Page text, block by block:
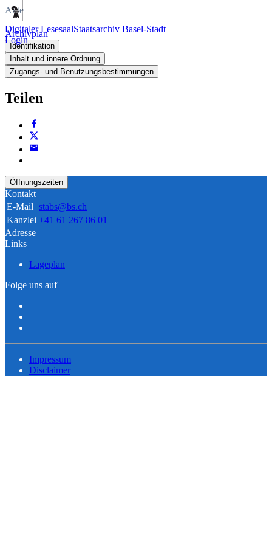
Digitaler LesesaalStaatsarchiv Basel-Stadt
Login
Akte
Archivplan
Identifikation
Inhalt und innere Ordnung
Zugangs- und Benutzungsbestimmungen
Teilen
Öffnungszeiten
Kontakt
E-Mail stabs@bs.ch
Kanzlei +41 61 267 86 01
Adresse
Links
Lageplan
Folge uns auf
Impressum
Disclaimer